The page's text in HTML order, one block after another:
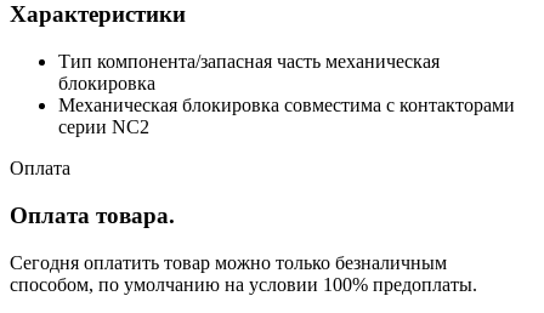
Характеристики
Тип компонента/запасная часть механическая
блокировка
Механическая блокировка совместима с контакторами
серии NC2
Оплата
Оплата товара.
Сегодня оплатить товар можно только безналичным
способом, по умолчанию на условии 100% предоплаты.